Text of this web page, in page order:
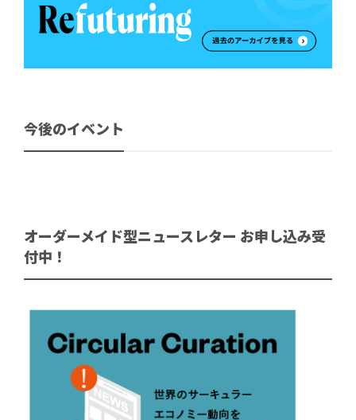
今後のイベント
オーダーメイド型ニュースレター お申し込み受
付中！